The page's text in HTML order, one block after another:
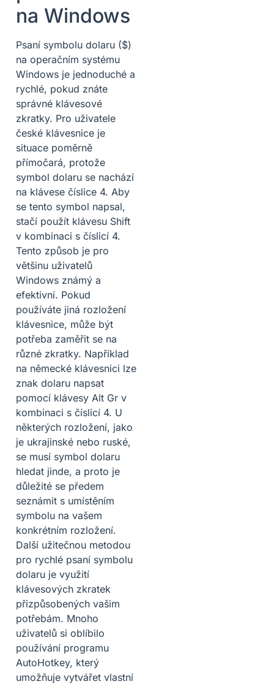
na Windows
Psaní symbolu dolaru ($)
na operačním systému
Windows je jednoduché a
rychlé, pokud znáte
správné klávesové
zkratky. Pro uživatele
české klávesnice je
situace poměrně
přímočará, protože
symbol dolaru se nachází
na klávese číslice 4. Aby
se tento symbol napsal,
stačí použít klávesu Shift
v kombinaci s číslicí 4.
Tento způsob je pro
většinu uživatelů
Windows známý a
efektivní. Pokud
používáte jiná rozložení
klávesnice, může být
potřeba zaměřit se na
různé zkratky. Například
na německé klávesnici lze
znak dolaru napsat
pomocí klávesy Alt Gr v
kombinaci s číslicí 4. U
některých rozložení, jako
je ukrajinské nebo ruské,
se musí symbol dolaru
hledat jinde, a proto je
důležité se předem
seznámit s umístěním
symbolu na vašem
konkrétním rozložení.
Další užitečnou metodou
pro rychlé psaní symbolu
dolaru je využití
klávesových zkratek
přizpůsobených vašim
potřebám. Mnoho
uživatelů si oblíbilo
používání programu
AutoHotkey, který
umožňuje vytvářet vlastní